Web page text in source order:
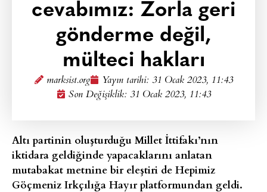
cevabımız: Zorla geri
gönderme değil,
mülteci hakları
marksist.org Yayın tarihi: 31 Ocak 2023, 11:43
Son Değişiklik: 31 Ocak 2023, 11:43
Altı partinin oluşturduğu Millet İttifakı’nın
iktidara geldiğinde yapacaklarını anlatan
mutabakat metnine bir eleştiri de Hepimiz
Göçmeniz Irkçılığa Hayır platformundan geldi.